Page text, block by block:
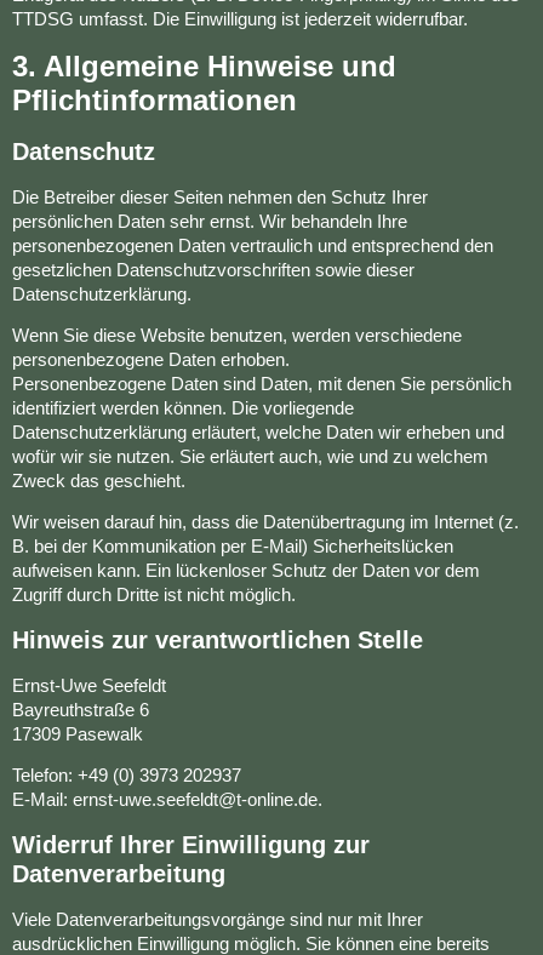
TTDSG umfasst. Die Einwilligung ist jederzeit widerrufbar.
3. Allgemeine Hinweise und
Pflichtinformationen
Datenschutz
Die Betreiber dieser Seiten nehmen den Schutz Ihrer
persönlichen Daten sehr ernst. Wir behandeln Ihre
personenbezogenen Daten vertraulich und entsprechend den
gesetzlichen Datenschutzvorschriften sowie dieser
Datenschutzerklärung.
Wenn Sie diese Website benutzen, werden verschiedene
personenbezogene Daten erhoben.
Personenbezogene Daten sind Daten, mit denen Sie persönlich
identifiziert werden können. Die vorliegende
Datenschutzerklärung erläutert, welche Daten wir erheben und
wofür wir sie nutzen. Sie erläutert auch, wie und zu welchem
Zweck das geschieht.
Wir weisen darauf hin, dass die Datenübertragung im Internet (z.
B. bei der Kommunikation per E-Mail) Sicherheitslücken
aufweisen kann. Ein lückenloser Schutz der Daten vor dem
Zugriff durch Dritte ist nicht möglich.
Hinweis zur verantwortlichen Stelle
Ernst-Uwe Seefeldt
Bayreuthstraße 6
17309 Pasewalk
Telefon: +49 (0) 3973 202937
E-Mail: ernst-uwe.seefeldt@t-online.de.
Widerruf Ihrer Einwilligung zur
Datenverarbeitung
Viele Datenverarbeitungsvorgänge sind nur mit Ihrer
ausdrücklichen Einwilligung möglich. Sie können eine bereits